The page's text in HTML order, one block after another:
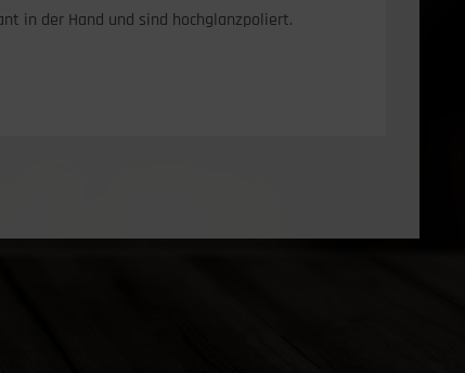
in der Hand und sind hochglanzpoliert.